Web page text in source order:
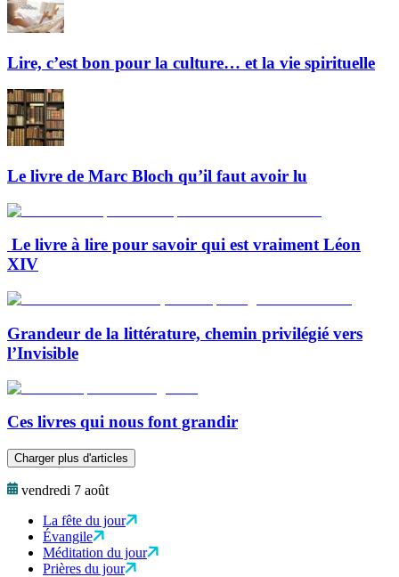
Lire, c’est bon pour la culture… et la vie spirituelle
Le livre de Marc Bloch qu’il faut avoir lu
Le livre à lire pour savoir qui est vraiment Léon
XIV
Grandeur de la littérature, chemin privilégié vers
l’Invisible
Ces livres qui nous font grandir
Charger plus d'articles
vendredi 7 août
La fête du jour
Évangile
Méditation du jour
Prières du jour